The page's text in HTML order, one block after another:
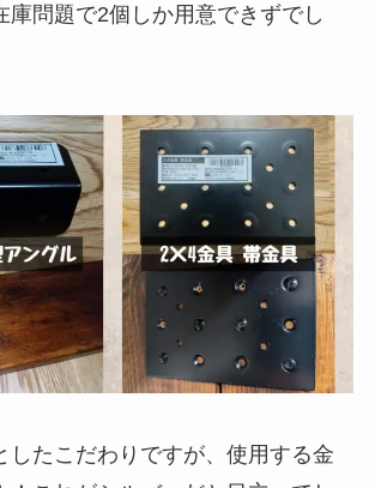
庫問題で2個しか用意できずでし
したこだわりですが、使用する金